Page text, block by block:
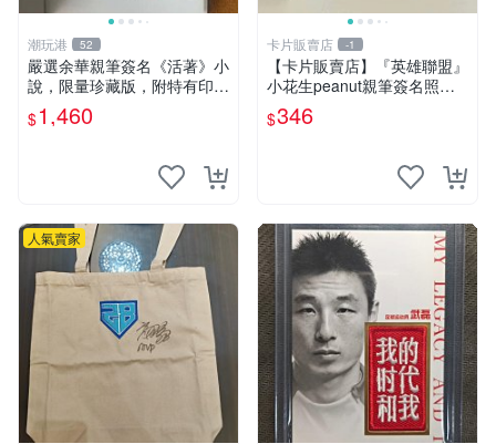
潮玩港 52
嚴選余華親筆簽名《活著》小
說，限量珍藏版，附特有印
章。 活著 小說 簽名書
$1,460
卡片販賣店 -1
【卡片販賣店】『英雄聯盟』
小花生peanut親筆簽名照
（最新）小花生pe
$346
人氣賣家